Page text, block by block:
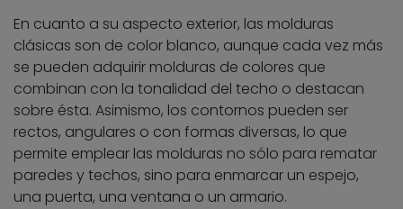
En cuanto a su aspecto exterior, las molduras
clásicas son de color blanco, aunque cada vez más
se pueden adquirir molduras de colores que
combinan con la tonalidad del techo o destacan
sobre ésta. Asimismo, los contornos pueden ser
rectos, angulares o con formas diversas, lo que
permite emplear las molduras no sólo para rematar
paredes y techos, sino para enmarcar un espejo,
una puerta, una ventana o un armario.